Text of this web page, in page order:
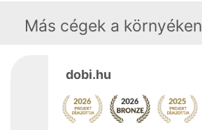
Más cégek a környéken
dobi.hu